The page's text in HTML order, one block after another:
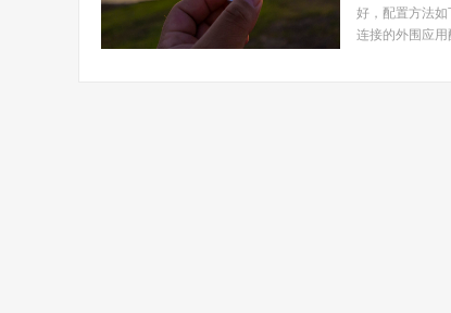
好，配置方法
连接的外围应用